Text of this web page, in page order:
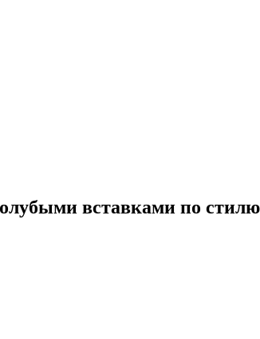
вставками по